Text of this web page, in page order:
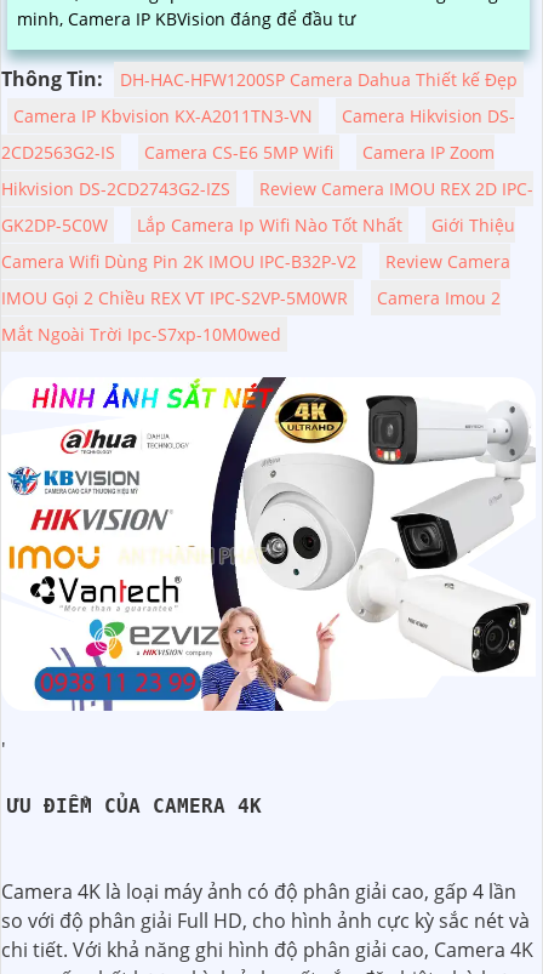
minh, Camera IP KBVision đáng để đầu tư
Thông Tin:
DH-HAC-HFW1200SP Camera Dahua Thiết kế Đẹp
Camera IP Kbvision KX-A2011TN3-VN
Camera Hikvision DS-
2CD2563G2-IS
Camera CS-E6 5MP Wifi
Camera IP Zoom
Hikvision DS-2CD2743G2-IZS
Review Camera IMOU REX 2D IPC-
GK2DP-5C0W
Lắp Camera Ip Wifi Nào Tốt Nhất
Giới Thiệu
Camera Wifi Dùng Pin 2K IMOU IPC-B32P-V2
Review Camera
IMOU Gọi 2 Chiều REX VT IPC-S2VP-5M0WR
Camera Imou 2
Mắt Ngoài Trời Ipc-S7xp-10M0wed
'
ƯU ĐIỂM CỦA CAMERA 4K
Camera 4K là loại máy ảnh có độ phân giải cao, gấp 4 lần
so với độ phân giải Full HD, cho hình ảnh cực kỳ sắc nét và
chi tiết. Với khả năng ghi hình độ phân giải cao, Camera 4K